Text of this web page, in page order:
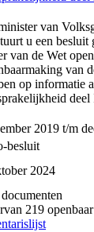
van
u een besluit
van de Wet
van
op informatie
deel
2019 t/m
besluit
2024
219